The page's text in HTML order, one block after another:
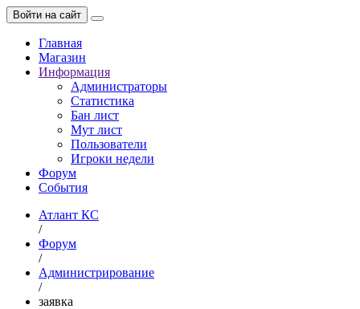
Войти на сайт
Главная
Магазин
Информация
Администраторы
Статистика
Бан лист
Мут лист
Пользователи
Игроки недели
Форум
События
Атлант КС
/
Форум
/
Администрирование
/
заявка